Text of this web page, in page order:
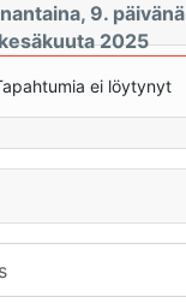
9. päivänä
2025
ei löytynyt